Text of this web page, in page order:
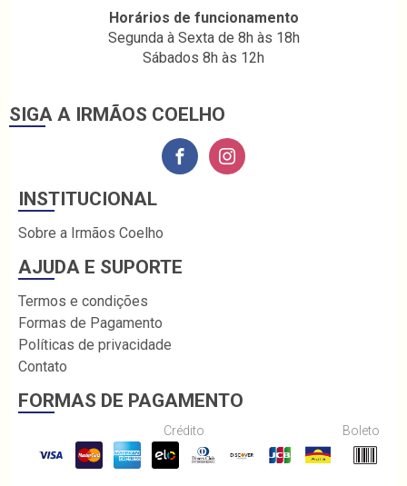
Horários de funcionamento
Segunda à Sexta de 8h às 18h
Sábados 8h às 12h
SIGA A IRMÃOS COELHO
INSTITUCIONAL
Sobre a Irmãos Coelho
AJUDA E SUPORTE
Termos e condições
Formas de Pagamento
Políticas de privacidade
Contato
FORMAS DE PAGAMENTO
Crédito Boleto